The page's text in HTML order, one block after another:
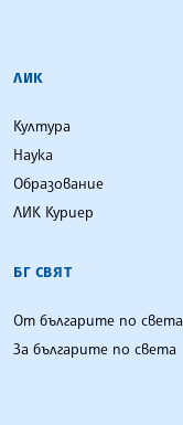
ЛИК
Култура
Наука
Образование
ЛИК Куриер
БГ СВЯТ
От българите по света
За българите по света